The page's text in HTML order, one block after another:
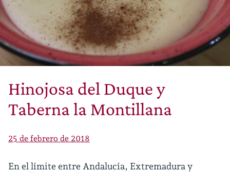
Hinojosa del Duque y
Taberna la Montillana
25 de febrero de 2018
En el límite entre Andalucía, Extremadura y